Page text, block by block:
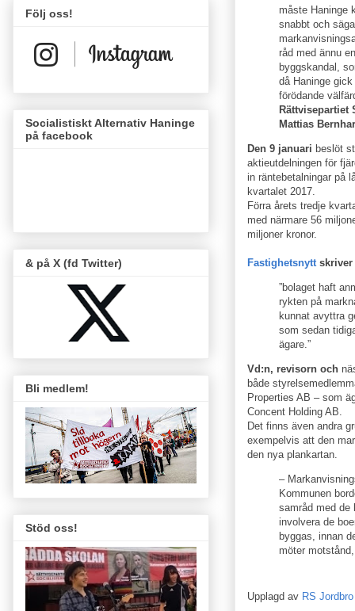
måste Haninge
snabbt och
råd med ännu
byggskandal,
då Haninge
förödande
Mattias
Den 9 januari beslöt
aktieutdelningen för
in räntebetalningar på
kvartalet 2017.
Förra årets tredje
med närmare 56
miljoner kronor.
Fastighetsnytt
”bolaget haft
rykten på
kunnat avyttra
som sedan
ägare.”
Vd:n, revisorn och
både
Properties AB – som
Concent Holding AB.
Det finns även andra
exempelvis att den
den nya plankartan.
–
Kommunen
samråd med de
involvera de
byggas, innan
möter
Upplagd av RS Jordbro
Följ oss!
Socialistiskt Alternativ Haninge
på facebook
& på X (fd Twitter)
Bli medlem!
Stöd oss!